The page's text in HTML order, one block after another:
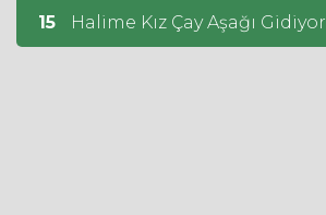
15 Halime Kız Çay Aşağı Gidiyor